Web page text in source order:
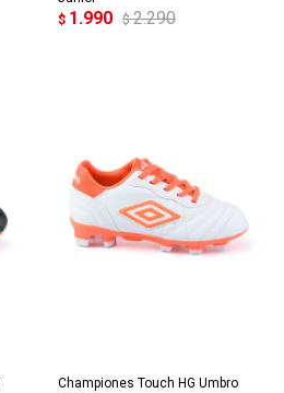
$ 1.990 $ 2.290
Championes Touch HG Umbro